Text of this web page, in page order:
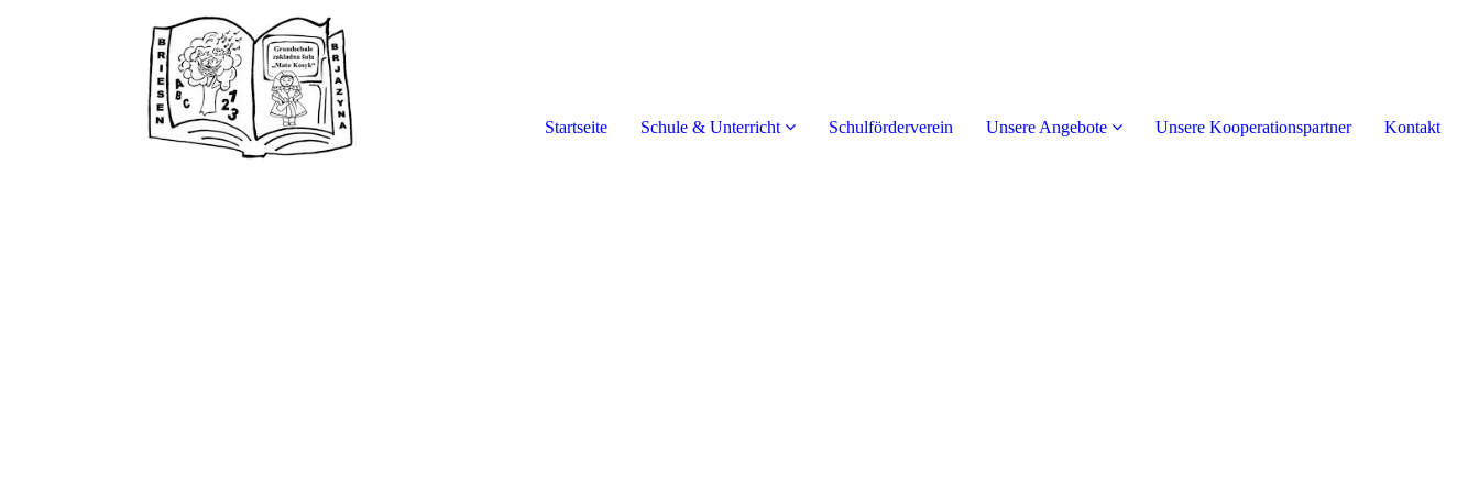
Startseite Schule & Unterricht Schulförderverein Unsere Angebote Unsere Kooperationspartner Kontakt